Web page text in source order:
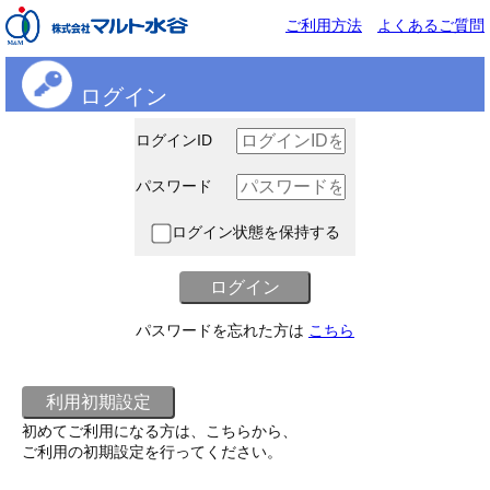
ご利用方法 よくあるご質問
ログイン
ログインID
パスワード
ログイン状態を保持する
パスワードを忘れた方は こちら
初めてご利用になる方は、こちらから、
ご利用の初期設定を行ってください。